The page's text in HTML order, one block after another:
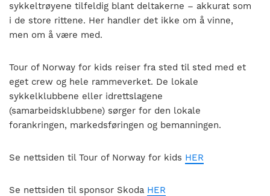
sykkeltrøyene tilfeldig blant deltakerne – akkurat som
i de store rittene. Her handler det ikke om å vinne,
men om å være med.
Tour of Norway for kids reiser fra sted til sted med et
eget crew og hele rammeverket. De lokale
sykkelklubbene eller idrettslagene
(samarbeidsklubbene) sørger for den lokale
forankringen, markedsføringen og bemanningen.
Se nettsiden til Tour of Norway for kids HER
Se nettsiden til sponsor Skoda HER